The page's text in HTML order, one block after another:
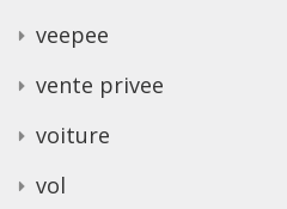
veepee
vente privee
voiture
vol